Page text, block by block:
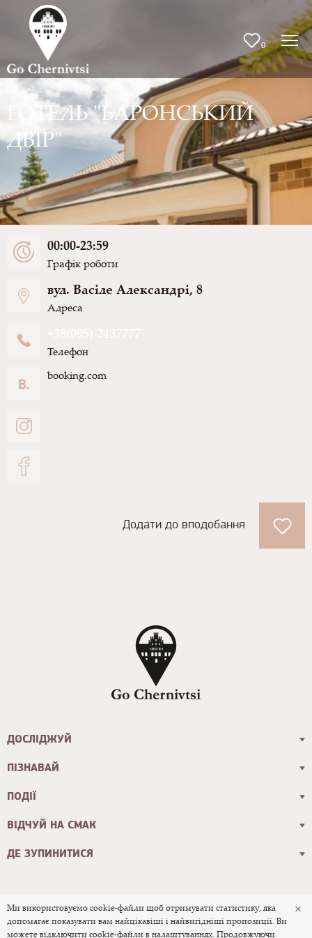
0
ГОТЕЛЬ "БАРОНСЬКИЙ
ДВІР"
Графік роботи
00:00-23:59
Адреса
вул. Васіле Александрі, 8
Телефон
booking.com
Додати до вподобання
ДОСЛІДЖУЙ
ПІЗНАВАЙ
ПОДІЇ
ВІДЧУЙ НА СМАК
ДЕ ЗУПИНИТИСЯ
© 2026 Офіційний туристичний сайт
×
Ми використовуємо cookie-файли щоб отримувати статистику, яка
допомагає показувати вам найцікавіші і найвигідніші пропозиції. Ви
можете відключити cookie-файли в налаштуваннях. Продовжуючи